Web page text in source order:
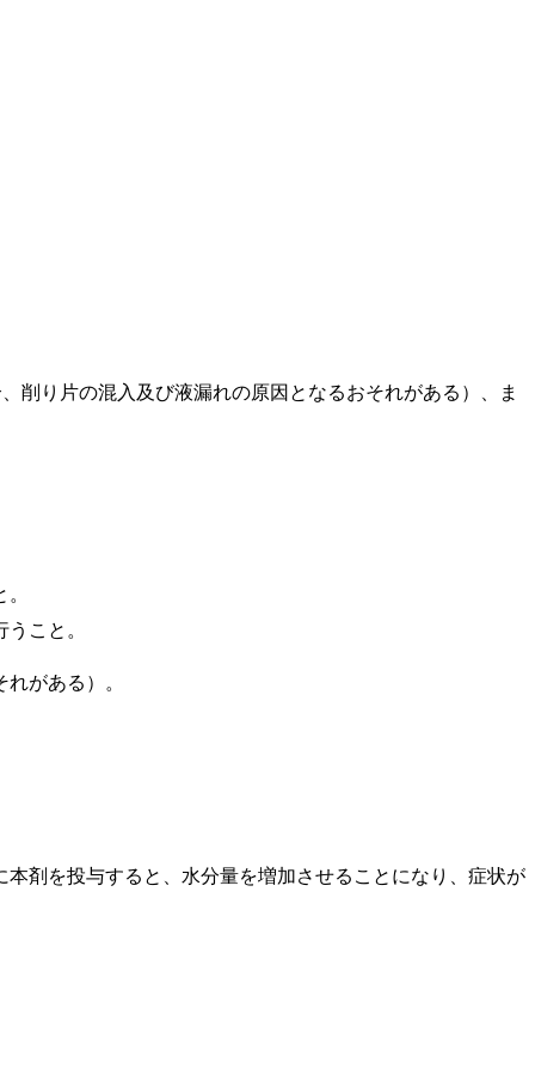
り片の混入及び液漏れの原因となるおそれがある）、ま
がある）。
こと。
剤を投与すると、水分量を増加させることになり、症状が